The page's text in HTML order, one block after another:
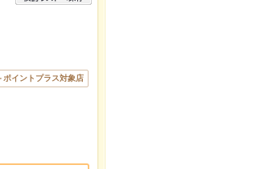
ポイントプラス対象店